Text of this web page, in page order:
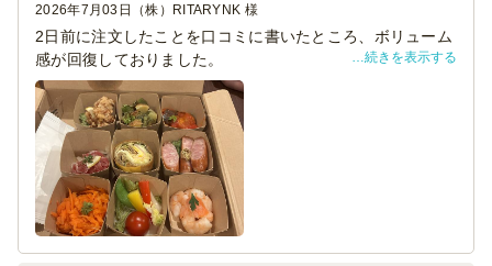
2026年7月03日 （株）RITARYNK 様
2日前に注文したことを口コミに書いたところ、ボリューム
感が回復しておりました。
特ににんじんのラペがしょぼく感じてましたが、問題なく
なってました。
口コミに書いたこととは言え、すぐに修正してくれるとこ
ろに感服しました。
引き続き、頑張ってください。
ごちそうさまでした。
続きを表示する